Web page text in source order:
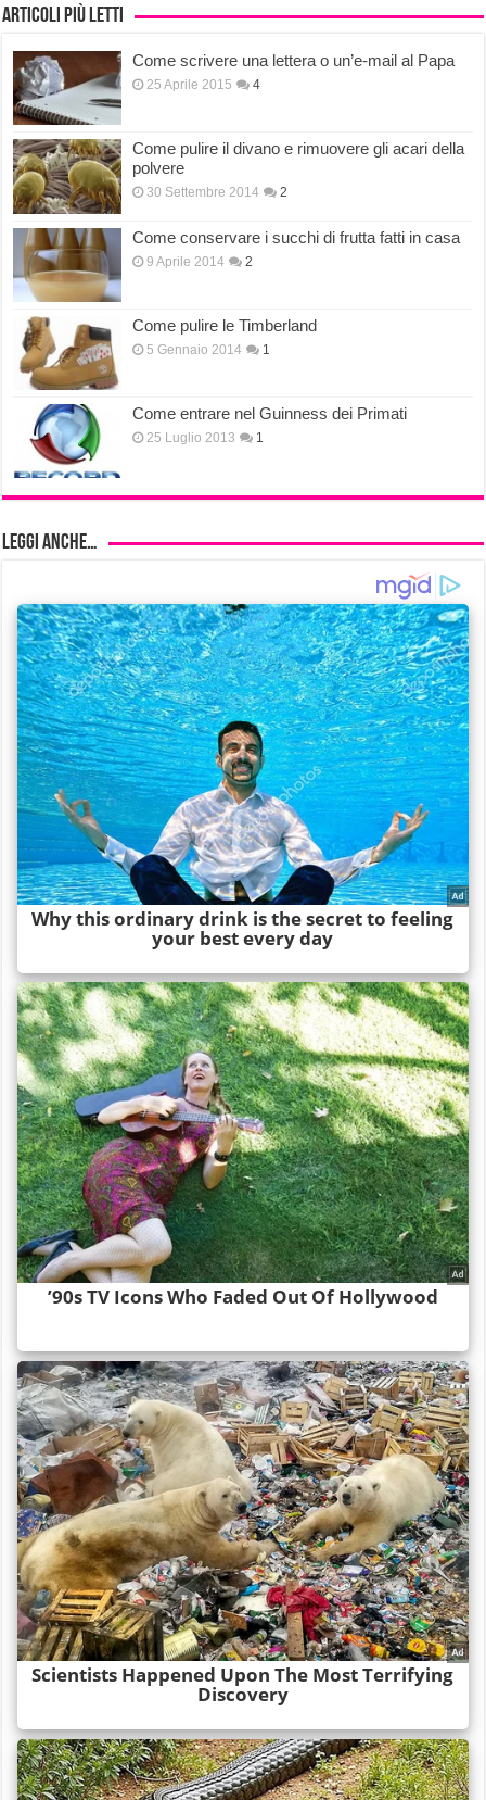
Articoli più letti
Come scrivere una lettera o un’e-mail al Papa
25 Aprile 2015 4
Come pulire il divano e rimuovere gli acari della
polvere
30 Settembre 2014 2
Come conservare i succhi di frutta fatti in casa
9 Aprile 2014 2
Come pulire le Timberland
5 Gennaio 2014 1
Come entrare nel Guinness dei Primati
25 Luglio 2013 1
Leggi anche…